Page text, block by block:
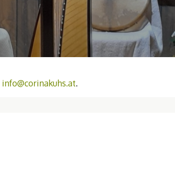
info@corinakuhs.at.